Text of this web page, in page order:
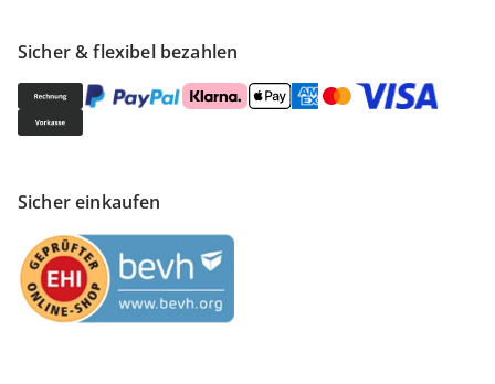
Sicher & flexibel bezahlen
Sicher einkaufen